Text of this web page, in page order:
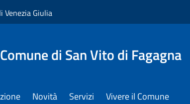
Venezia Giulia
Comune di San Vito di Fagagna
Novità Servizi Vivere il Comune